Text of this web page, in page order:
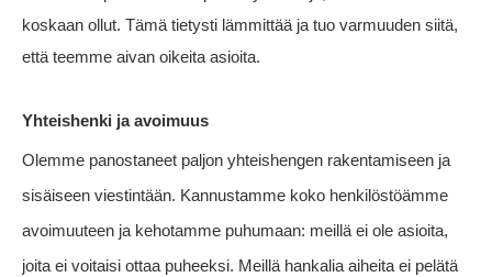
koskaan ollut. Tämä tietysti lämmittää ja tuo varmuuden siitä,
että teemme aivan oikeita asioita.
Yhteishenki ja avoimuus
Olemme panostaneet paljon yhteishengen rakentamiseen ja
sisäiseen viestintään. Kannustamme koko henkilöstöämme
avoimuuteen ja kehotamme puhumaan: meillä ei ole asioita,
joita ei voitaisi ottaa puheeksi. Meillä hankalia aiheita ei pelätä